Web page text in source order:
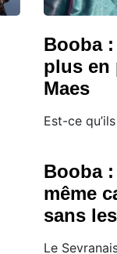
Booba
plus en
Maes
Est-ce
Booba
même
sans
Le